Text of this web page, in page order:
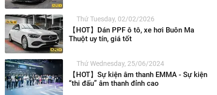
Thứ Tuesday, 02/02/2026
【HOT】Dán PPF ô tô, xe hơi Buôn Ma
Thuột uy tín, giá tốt
Thứ Wednesday, 25/06/2024
【HOT】Sự kiện âm thanh EMMA - Sự kiện
“thi đấu” âm thanh đỉnh cao